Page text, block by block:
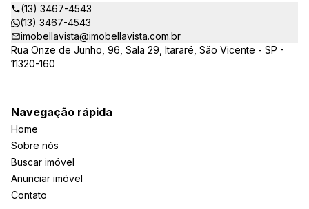
(13) 3467-4543
(13) 3467-4543
imobellavista@imobellavista.com.br
Rua Onze de Junho, 96, Sala 29, Itararé, São Vicente - SP -
11320-160
Navegação rápida
Home
Sobre nós
Buscar imóvel
Anunciar imóvel
Contato